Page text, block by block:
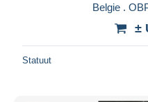
Belgie .
±
Statuut